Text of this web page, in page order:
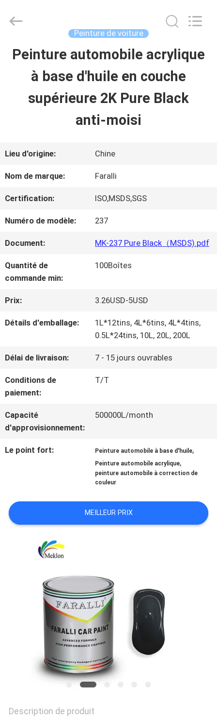
APERÇU
PRODUITS
PROPOS
NOUS
VISITE
CONTRÔLE
QUALITÉ
CONTACT
DEMANDE
SOUMISSION
POLITIQUE
Meklon
Peinture de voiture
Peinture automobile acrylique
à base d'huile en couche
supérieure 2K Pure Black
anti-moisi
Lieu d'origine: Chine
Nom de marque: Faralli
Certification: ISO,MSDS,SGS
Numéro de modèle: 237
Document: MK-237 Pure Black（MSDS).pdf
Quantité de
commande min:
100Boîtes
Prix: 3.26USD-5USD
Détails d'emballage:
1L*12tins, 4L*6tins, 4L*4tins,
0.5L*24tins, 10L, 20L, 200L
Délai de livraison: 7 - 15 jours ouvrables
Conditions de
paiement:
T/T
Capacité
d'approvisionnement:
500000L/month
Le point fort: Peinture automobile à base d'huile,
Peinture automobile acrylique,
peinture automobile à correction de
couleur
MEILLEUR PRIX
Description de produit